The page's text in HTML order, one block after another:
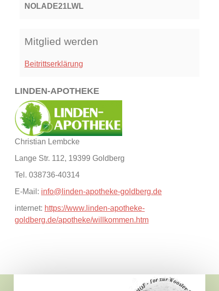
NOLADE21LWL
Mitglied werden
Beitrittserklärung
LINDEN-APOTHEKE
Christian Lembcke
Lange Str. 112, 19399 Goldberg
Tel. 038736-40314
E-Mail: info@linden-apotheke-goldberg.de
internet: https://www.linden-apotheke-
goldberg.de/apotheke/willkommen.htm